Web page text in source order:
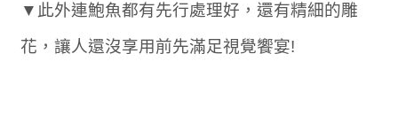
▼此外連鮑魚都有先行處理好，還有精細的雕
花，讓人還沒享用前先滿足視覺饗宴!